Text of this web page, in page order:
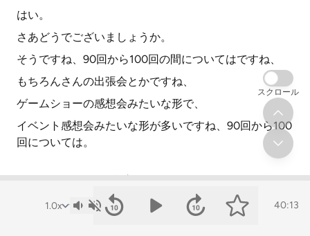
はい。
さあどうでございましょうか。
そうですね、90回から100回の間についてはですね、
もちろんさんの出張会とかですね、
ゲームショーの感想会みたいな形で、
イベント感想会みたいな形が多いですね、90回から100
回については。
40:13
スクロール